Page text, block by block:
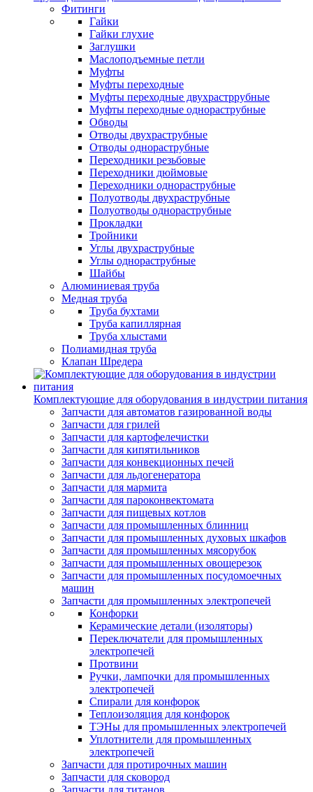
Фитинги
Гайки
Гайки глухие
Заглушки
Маслоподъемные петли
Муфты
Муфты переходные
Муфты переходные двухрастррубные
Муфты переходные однораструбные
Обводы
Отводы двухраструбные
Отводы однораструбные
Переходники резьбовые
Переходники дюймовые
Переходники однораструбные
Полуотводы двухраструбные
Полуотводы однораструбные
Прокладки
Тройники
Углы двухраструбные
Углы однораструбные
Шайбы
Алюминиевая труба
Медная труба
Труба бухтами
Труба капиллярная
Труба хлыстами
Полиамидная труба
Клапан Шредера
Комплектующие для оборудования в индустрии питания
Запчасти для автоматов газированной воды
Запчасти для грилей
Запчасти для картофелечистки
Запчасти для кипятильников
Запчасти для конвекционных печей
Запчасти для льдогенератора
Запчасти для мармита
Запчасти для пароконвектомата
Запчасти для пищевых котлов
Запчасти для промышленных блинниц
Запчасти для промышленных духовых шкафов
Запчасти для промышленных мясорубок
Запчасти для промышленных овощерезок
Запчасти для промышленных посудомоечных
машин
Запчасти для промышленных электропечей
Конфорки
Керамические детали (изоляторы)
Переключатели для промышленных
электропечей
Протвини
Ручки, лампочки для промышленных
электропечей
Спирали для конфорок
Теплоизоляция для конфорок
ТЭНы для промышленных электропечей
Уплотнители для промышленных
электропечей
Запчасти для протирочных машин
Запчасти для сковород
Запчасти для титанов